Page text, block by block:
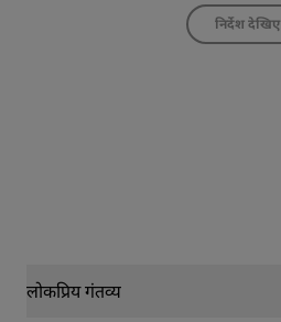
निर्देश देखिए
लोकप्रिय गंतव्य